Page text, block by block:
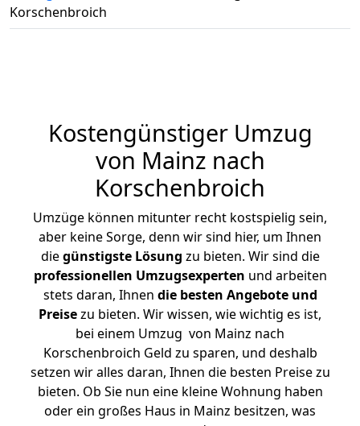
Korschenbroich
Kostengünstiger Umzug
von Mainz nach
Korschenbroich
Umzüge können mitunter recht kostspielig sein,
aber keine Sorge, denn wir sind hier, um Ihnen
diegünstigste Lösung zu bieten. Wir sind die
professionellen Umzugsexperten und arbeiten
stets daran, Ihnen die besten Angebote und
Preisezu bieten. Wir wissen, wie wichtig es ist,
bei einem Umzug von Mainz nach
Korschenbroich Geld zu sparen, und deshalb
setzen wir alles daran, Ihnen die besten Preise zu
bieten. Ob Sie nun eine kleine Wohnung haben
oder ein großes Haus in Mainz besitzen, was